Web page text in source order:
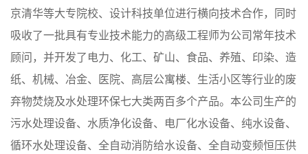
京清华等大专院校、设计科技单位进行横向技术合作，同时
吸收了一批具有专业技术能力的高级工程师为公司常年技术
顾问，并开发了电力、化工、矿山、食品、养殖、印染、造
纸、机械、冶金、医院、高层公寓楼、生活小区等行业的废
弃物焚烧及水处理环保七大类两百多个产品。本公司生产的
污水处理设备、水质净化设备、电厂化水设备、纯水设备、
循环水处理设备、全自动消防给水设备、全自动变频恒压供